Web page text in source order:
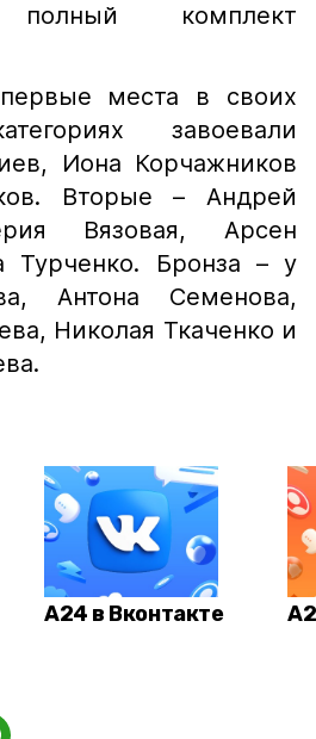
полный комплект
места в своих
завоевали
Иона Корчажников
Вторые – Андрей
Вязовая, Арсен
Турченко. Бронза – у
Антона Семенова,
Николая Ткаченко и
А24 в Вконтакте